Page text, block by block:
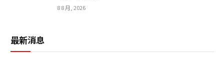
8 8 月, 2026
最新消息